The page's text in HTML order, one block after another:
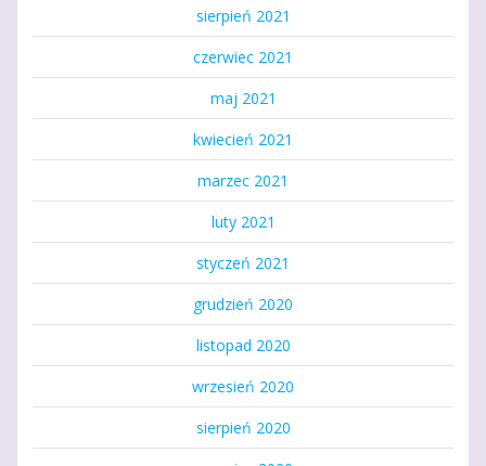
sierpień 2021
czerwiec 2021
maj 2021
kwiecień 2021
marzec 2021
luty 2021
styczeń 2021
grudzień 2020
listopad 2020
wrzesień 2020
sierpień 2020